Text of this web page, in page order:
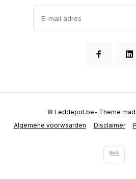
Algemene voorwaarden Disclaimer
© Leddepot.be- Theme